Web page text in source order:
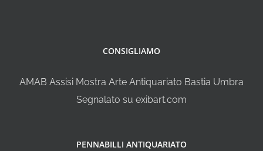
CONSIGLIAMO
AMAB Assisi Mostra Arte Antiquariato Bastia Umbra
Segnalato su exibart.com
PENNABILLI ANTIQUARIATO